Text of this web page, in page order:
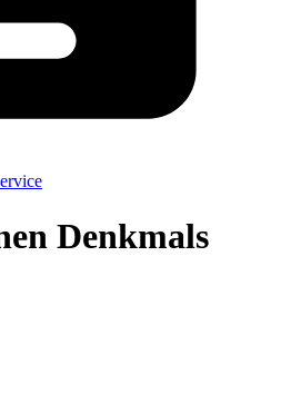
Denkmals